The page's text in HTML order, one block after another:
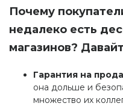
Почему
недалеко есть
магазинов?
Гарантия на
она дольше и
множество их